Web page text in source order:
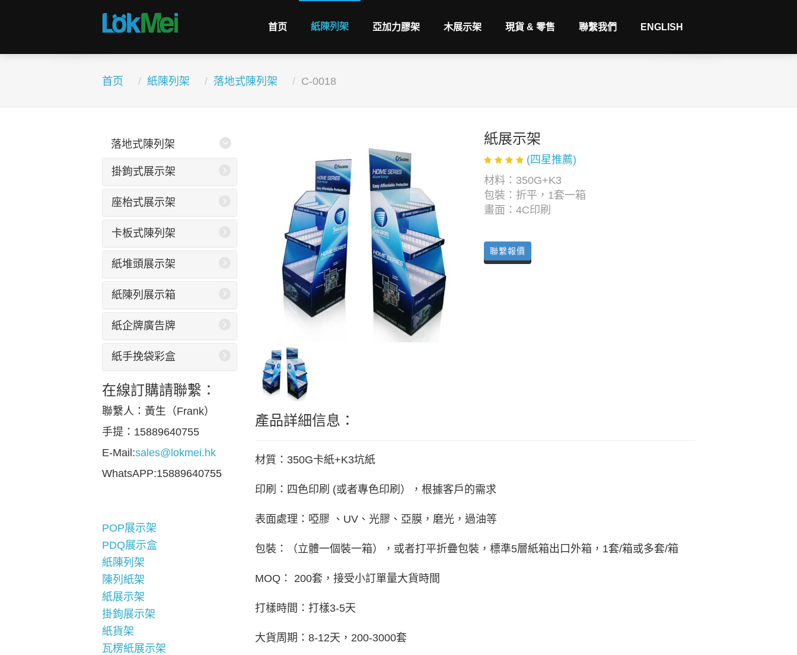
首页 紙陳列架 亞加力膠架 木展示架 現貨 & 零售 聯繫我們 ENGLISH
首页 紙陳列架 落地式陳列架 C-0018
落地式陳列架
掛鉤式展示架
座枱式展示架
卡板式陳列架
紙堆頭展示架
紙陳列展示箱
紙企牌廣告牌
紙手挽袋彩盒
在線訂購請聯繫：
聯繫人：黃生（Frank）
手提：15889640755
E-Mail:sales@lokmei.hk
WhatsAPP:15889640755
POP展示架
PDQ展示盒
紙陳列架
陳列紙架
紙展示架
掛鉤展示架
紙貨架
瓦楞紙展示架
紙展示架
(四星推薦)
材料：350G+K3
包裝：折平，1套一箱
畫面：4C印刷
聯繫報價
產品詳細信息：
材質：350G卡紙+K3坑紙
印刷：四色印刷 (或者專色印刷），根據客戶的需求
表面處理：啞膠 、UV、光膠、亞膜，磨光，過油等
包裝：（立體一個裝一箱），或者打平折疊包裝，標準5層紙箱出口外箱，1套/箱或多套/箱
MOQ： 200套，接受小訂單量大貨時間
打樣時間：打樣3-5天
大貨周期：8-12天，200-3000套